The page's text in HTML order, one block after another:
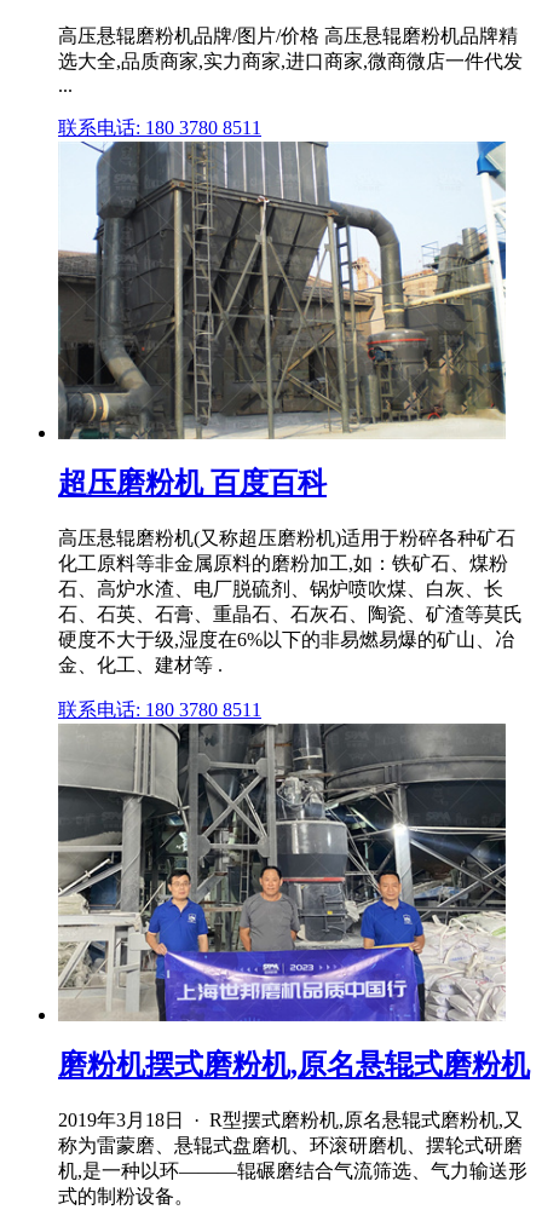
高压悬辊磨粉机品牌/图片/价格 高压悬辊磨粉机品牌精
选大全,品质商家,实力商家,进口商家,微商微店一件代发
...
联系电话: 180 3780 8511
超压磨粉机 百度百科
高压悬辊磨粉机(又称超压磨粉机)适用于粉碎各种矿石
化工原料等非金属原料的磨粉加工,如：铁矿石、煤粉
石、高炉水渣、电厂脱硫剂、锅炉喷吹煤、白灰、长
石、石英、石膏、重晶石、石灰石、陶瓷、矿渣等莫氏
硬度不大于级,湿度在6%以下的非易燃易爆的矿山、冶
金、化工、建材等 .
联系电话: 180 3780 8511
磨粉机摆式磨粉机,原名悬辊式磨粉机
2019年3月18日 · R型摆式磨粉机,原名悬辊式磨粉机,又
称为雷蒙磨、悬辊式盘磨机、环滚研磨机、摆轮式研磨
机,是一种以环―――辊碾磨结合气流筛选、气力输送形
式的制粉设备。